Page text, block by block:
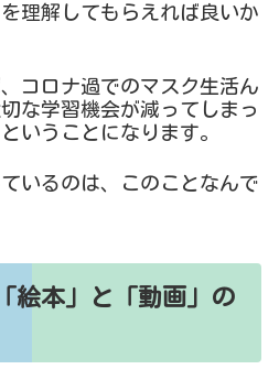
理解してもらえれば良いか
コロナ過でのマスク生活ん
な学習機会が減ってしまっ
いうことになります。
いるのは、このことなんで
絵本」と「動画」の